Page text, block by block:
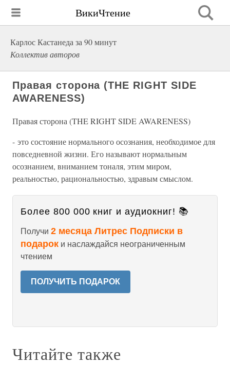
ВикиЧтение
Карлос Кастанеда за 90 минут
Коллектив авторов
Правая сторона (THE RIGHT SIDE
AWARENESS)
Правая сторона (THE RIGHT SIDE AWARENESS)
- это состояние нормального осознания, необходимое для
повседневной жизни. Его называют нормальным
осознанием, вниманием тоналя, этим миром,
реальностью, рациональностью, здравым смыслом.
Более 800 000 книг и аудиокниг! 📚
Получи 2 месяца Литрес Подписки в
подарок и наслаждайся неограниченным
чтением
ПОЛУЧИТЬ ПОДАРОК
Читайте также